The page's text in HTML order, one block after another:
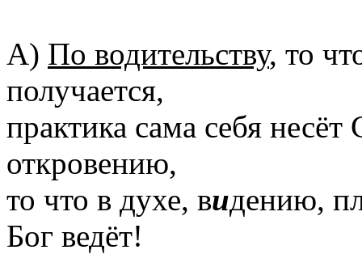
А) По водительству, то
получается,
практика сама себя
откровению,
то что в духе, видению,
Бог ведёт!